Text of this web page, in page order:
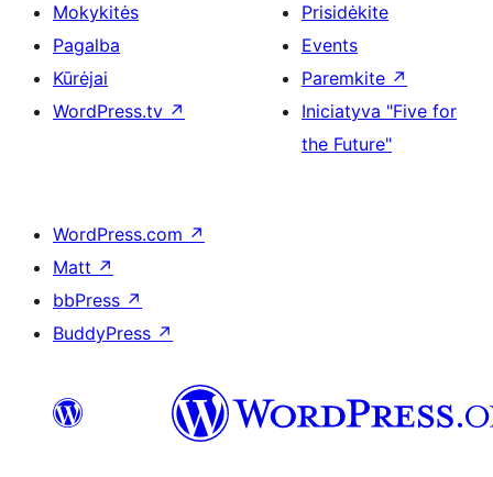
Mokykitės
Pagalba
Kūrėjai
WordPress.tv ↗
Prisidėkite
Events
Paremkite ↗
Iniciatyva "Five for
the Future"
WordPress.com ↗
Matt ↗
bbPress ↗
BuddyPress ↗